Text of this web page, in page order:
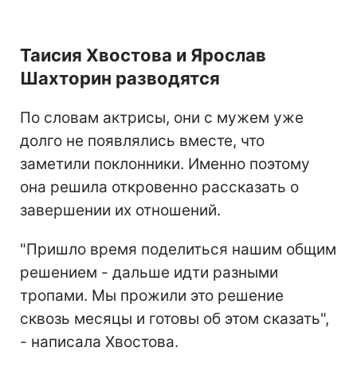
Таисия Хвостова и Ярослав
Шахторин разводятся
По словам актрисы, они с мужем уже
долго не появлялись вместе, что
заметили поклонники. Именно поэтому
она решила откровенно рассказать о
завершении их отношений.
"Пришло время поделиться нашим общим
решением - дальше идти разными
тропами. Мы прожили это решение
сквозь месяцы и готовы об этом сказать",
- написала Хвостова.